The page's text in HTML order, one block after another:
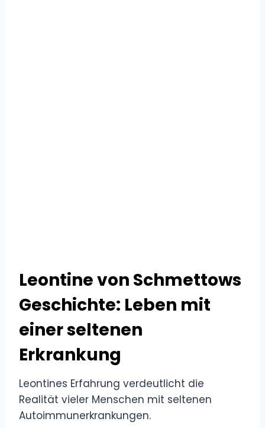
Leontine von Schmettows
Geschichte: Leben mit
einer seltenen
Erkrankung
Leontines Erfahrung verdeutlicht die
Realität vieler Menschen mit seltenen
Autoimmunerkrankungen.